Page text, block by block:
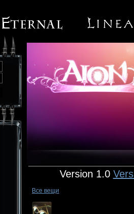
Version 1.0
Все вещи